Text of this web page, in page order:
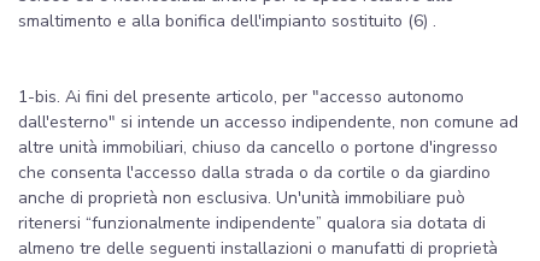
smaltimento e alla bonifica dell'impianto sostituito (6) .
1-bis. Ai fini del presente articolo, per "accesso autonomo
dall'esterno" si intende un accesso indipendente, non comune ad
altre unità immobiliari, chiuso da cancello o portone d'ingresso
che consenta l'accesso dalla strada o da cortile o da giardino
anche di proprietà non esclusiva. Un'unità immobiliare può
ritenersi “funzionalmente indipendente” qualora sia dotata di
almeno tre delle seguenti installazioni o manufatti di proprietà